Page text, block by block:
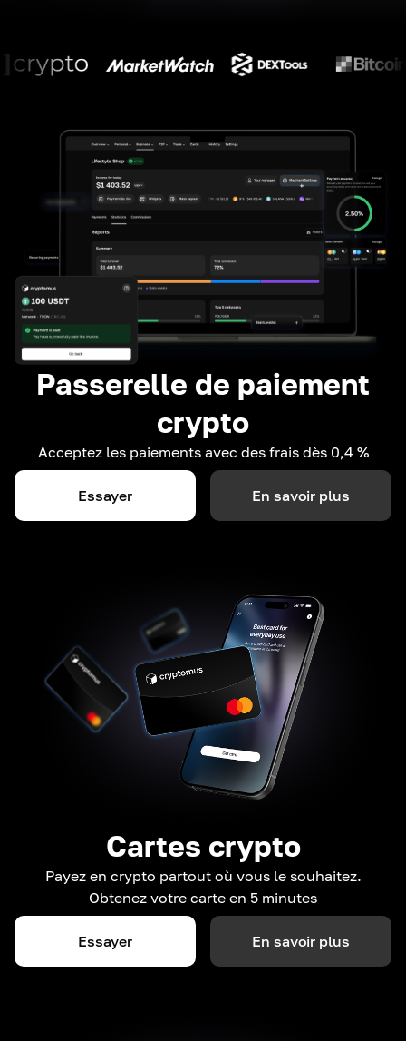
Passerelle de paiement
crypto
Acceptez les paiements avec des frais dès 0,4 %
Essayer En savoir plus
Cartes crypto
Payez en crypto partout où vous le souhaitez.
Obtenez votre carte en 5 minutes
Essayer En savoir plus